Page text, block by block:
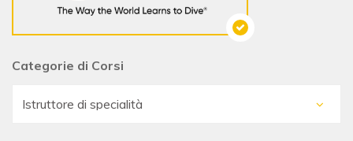
Categorie di Corsi